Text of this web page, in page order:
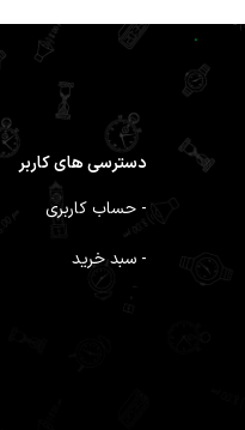
دسترسی های کاربر
- حساب کاربری
- سبد خرید